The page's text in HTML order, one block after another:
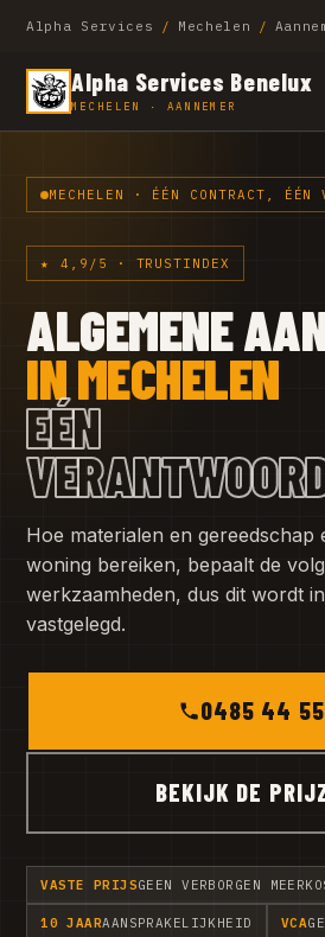
Alpha Services / Mechelen /
Alpha Services Benelux
MECHELEN · AANNEMER
MECHELEN · ÉÉN CONTRACT, ÉÉN
★ 4,9/5 · TRUSTINDEX
ALGEMENE
IN MECHELEN
EÉN
Hoe materialen en gereedschap
woning bereiken, bepaalt de
werkzaamheden, dus dit wordt
vastgelegd.
0485 44 55
BEKIJK DE
VASTE PRIJSGEEN VERBORGEN
10 JAARAANSPRAKELIJKHEID VCA